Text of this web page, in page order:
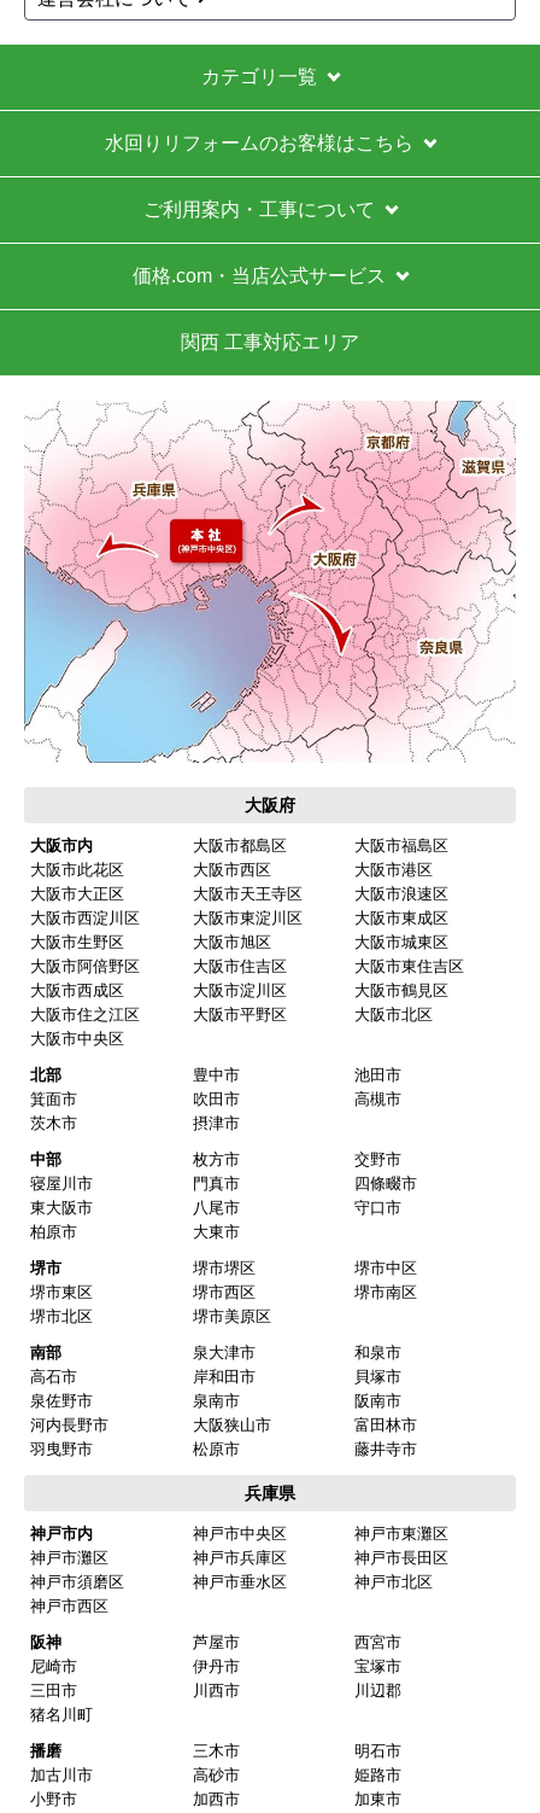
カテゴリ一覧
水回りリフォームのお客様はこちら
ご利用案内・工事について
価格.com・当店公式サービス
関西 工事対応エリア
大阪府
大阪市内 大阪市都島区
大阪市福島区
大阪市此花区
大阪市西区
大阪市港区
大阪市大正区
大阪市天王寺区
大阪市浪速区
大阪市西淀川区
大阪市東淀川区
大阪市東成区
大阪市生野区
大阪市旭区
大阪市城東区
大阪市阿倍野区
大阪市住吉区
大阪市東住吉区
大阪市西成区
大阪市淀川区
大阪市鶴見区
大阪市住之江区
大阪市平野区
大阪市北区
大阪市中央区
北部
豊中市
池田市
箕面市
吹田市
高槻市
茨木市
摂津市
中部
枚方市
交野市
寝屋川市
門真市
四條畷市
東大阪市
八尾市
守口市
柏原市
大東市
堺市
堺市堺区
堺市中区
堺市東区
堺市西区
堺市南区
堺市北区
堺市美原区
南部
泉大津市
和泉市
高石市
岸和田市
貝塚市
泉佐野市
泉南市
阪南市
河内長野市
大阪狭山市
富田林市
羽曳野市
松原市 藤井寺市
兵庫県
神戸市内 神戸市中央区
神戸市東灘区
神戸市灘区
神戸市兵庫区
神戸市長田区
神戸市須磨区
神戸市垂水区
神戸市北区
神戸市西区
阪神
芦屋市
西宮市
尼崎市
伊丹市
宝塚市
三田市
川西市
川辺郡
猪名川町
播磨
三木市
明石市
加古川市
高砂市
姫路市
小野市
加西市
加東市